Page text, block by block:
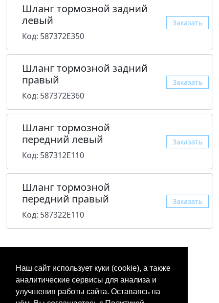
Наш сайт использует куки (cookie), а также
аналитические сервисы для анализа и
улучшения работы сайта. Оставаясь на
Шланг тормозной задний
левый
Код: 587372E350
Заказать
Шланг тормозной задний
правый
Код: 587372E360
Заказать
Шланг тормозной
передний левый
Код: 587312E110
Заказать
Шланг тормозной
передний правый
Код: 587322E110
Заказать